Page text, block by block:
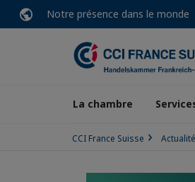
Notre présence dans le monde
La chambre
CCI France Suisse